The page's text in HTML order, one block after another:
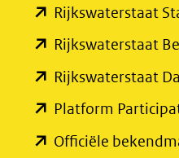
een
andere
Rijkswaterstaat
Rijkswaterstaat
Rijkswaterstaat
Platform
Officiële